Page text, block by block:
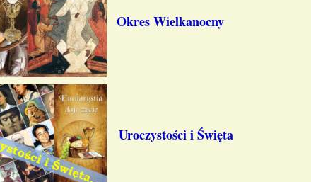
Okres Wielkanocny
Uroczystości i Święta